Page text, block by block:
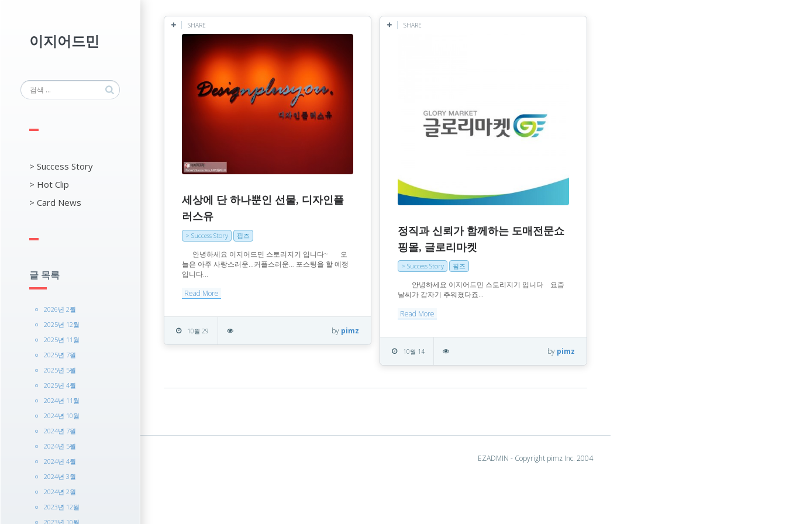
이지어드민
> Success Story
> Hot Clip
> Card News
글 목록
2026년 2월
2025년 12월
2025년 11월
2025년 7월
2025년 5월
2025년 4월
2024년 11월
2024년 10월
2024년 7월
2024년 5월
2024년 4월
2024년 3월
2024년 2월
2023년 12월
2023년 10월
SHARE
세상에 단 하나뿐인 선물, 디자인플
러스유
> Success Story 핌즈
안녕하세요 이지어드민 스토리지기 입니다~ 오
늘은 아주 사랑스러운…커플스러운… 포스팅을 할 예정
입니다...
Read More
10월 29 by pimz
SHARE
정직과 신뢰가 함께하는 도매전문쇼
핑몰, 글로리마켓
> Success Story 핌즈
​ ​ ​ ​ 안녕하세요 이지어드민 스토리지기 입니다 ​ ​요즘
날씨가 갑자기 추워졌다죠...
Read More
10월 14 by pimz
EZADMIN - Copyright pimz Inc. 2004